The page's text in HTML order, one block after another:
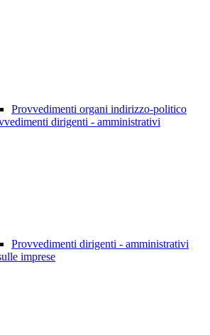
Provvedimenti organi indirizzo-politico
dirigenti - amministrativi
Provvedimenti dirigenti - amministrativi
imprese